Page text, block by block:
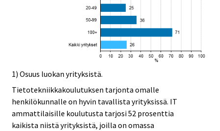
1) Osuus luokan yrityksistä.
Tietotekniikkakoulutuksen tarjonta omalle
henkilökunnalle on hyvin tavallista yrityksissä. IT
ammattilaisille koulutusta tarjosi 52 prosenttia
kaikista niistä yrityksistä, joilla on omassa